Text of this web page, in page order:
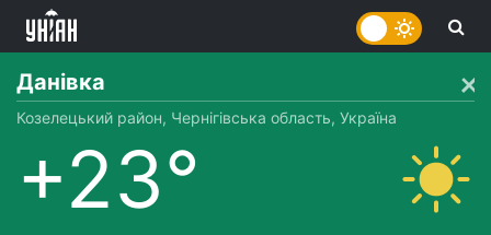
Данівка
Козелецький район, Чернігівська область, Україна
+23°